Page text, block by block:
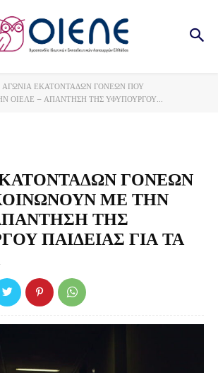
ΑΓΩΝΙΑ ΕΚΑΤΟΝΤΑΔΩΝ ΓΟΝΕΩΝ ΠΟΥ
ΟΙΕΛΕ – ΑΠΑΝΤΗΣΗ ΤΗΣ ΥΦΥΠΟΥΡΓΟΥ...
ΓΟΝΕΩΝ
ΜΕ ΤΗΝ
ΤΗΣ
ΠΑΙΔΕΙΑΣ ΓΙΑ ΤΑ